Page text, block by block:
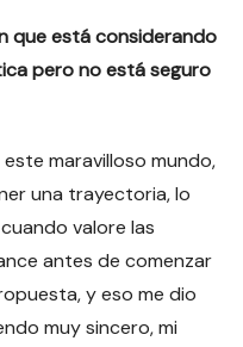
que está considerando
pero no está seguro
maravilloso mundo,
una trayectoria, lo
valore las
antes de comenzar
y eso me dio
muy sincero, mi